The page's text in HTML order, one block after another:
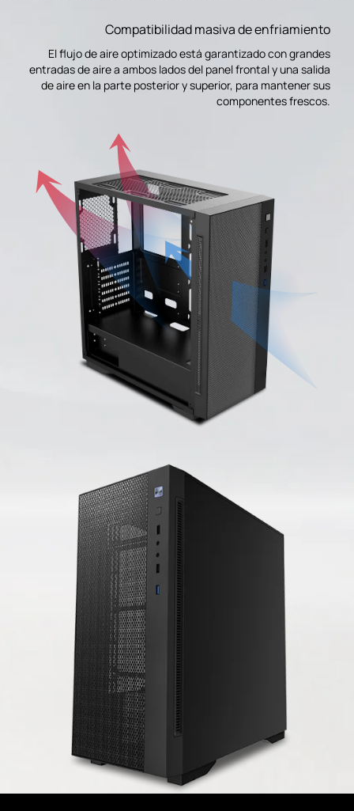
Compatibilidad masiva de enfriamiento
El flujo de aire optimizado está garantizado con grandes
entradas de aire a ambos lados del panel frontal y una salida
de aire en la parte posterior y superior, para mantener sus
componentes frescos.